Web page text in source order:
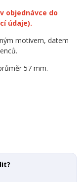
objednávce do
údaje).
motivem, datem
57 mm.